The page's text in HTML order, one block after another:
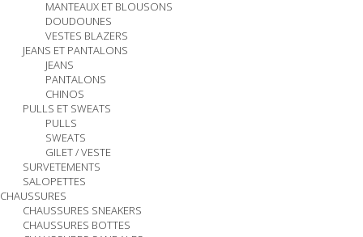
MANTEAUX ET BLOUSONS
DOUDOUNES
VESTES BLAZERS
JEANS ET PANTALONS
JEANS
PANTALONS
CHINOS
PULLS ET SWEATS
PULLS
SWEATS
GILET / VESTE
SURVETEMENTS
SALOPETTES
CHAUSSURES
CHAUSSURES SNEAKERS
CHAUSSURES BOTTES